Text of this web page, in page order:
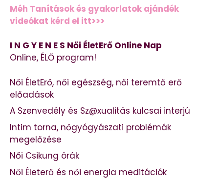
Méh Tanítások és gyakorlatok ajándék
videókat kérd el itt>>>
I N G Y E N E S Női ÉletErő Online Nap
Online, ÉLŐ program!
Női ÉletErő, női egészség, női teremtő erő
előadások
A Szenvedély és Sz@xualitás kulcsai interjú
Intim torna, nőgyógyászati problémák
megelőzése
Női Csikung órák
Női Életerő és női energia meditációk